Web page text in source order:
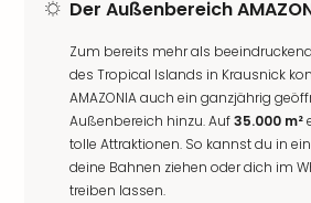
Der Außenbereich
Zum bereits mehr als
des Tropical Islands in Krausnick
AMAZONIA auch ein ganzjährig
Außenbereich hinzu. Auf35.000 m²
tolle Attraktionen. So kannst du in
deine Bahnen ziehen oder dich im
treiben lassen.